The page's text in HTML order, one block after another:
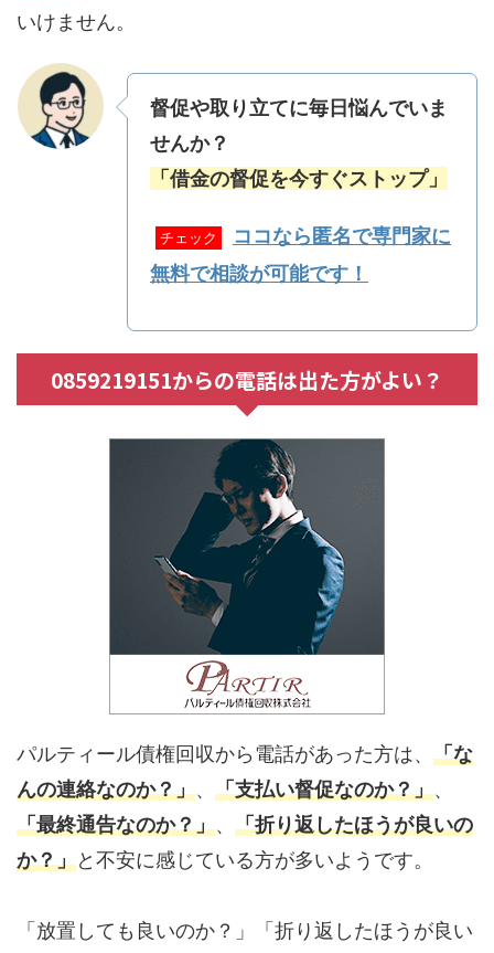
いけません。
督促や取り立てに毎日悩んでいま
せんか？
「借金の督促を今すぐストップ」
チェック
ココなら匿名で専門家に
無料で相談が可能です！
0859219151からの電話は出た方がよい？
パルティール債権回収から電話があった方は、 「な
んの連絡なのか？」、 「支払い督促なのか？」、
「最終通告なのか？」、 「折り返したほうが良いの
か？」と不安に感じている方が多いようです。
「放置しても良いのか？」「折り返したほうが良い